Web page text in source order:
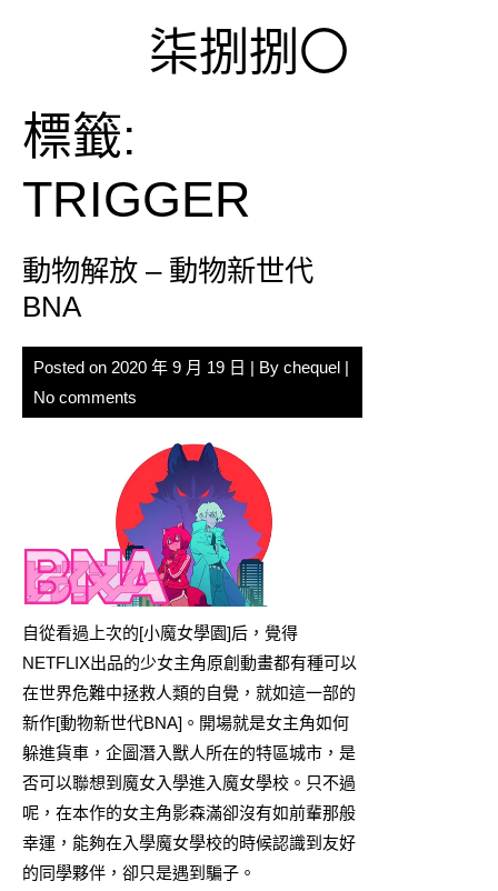
柒捌捌〇
標籤:
TRIGGER
動物解放 – 動物新世代
BNA
Posted on 2020 年 9 月 19 日 | By chequel |
No comments
自從看過上次的[小魔女學園]后，覺得
NETFLIX出品的少女主角原創動畫都有種可以
在世界危難中拯救人類的自覺，就如這一部的
新作[動物新世代BNA]。開場就是女主角如何
躲進貨車，企圖潛入獸人所在的特區城市，是
否可以聯想到魔女入學進入魔女學校。只不過
呢，在本作的女主角影森滿卻沒有如前輩那般
幸運，能夠在入學魔女學校的時候認識到友好
的同學夥伴，卻只是遇到騙子。